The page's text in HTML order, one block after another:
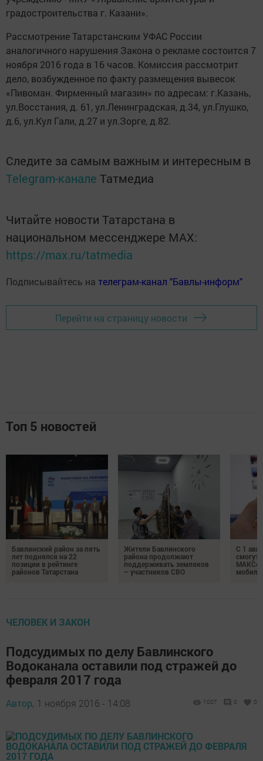
градостроительства г. Казани».
Рассмотрение Татарстанским УФАС России
аналогичного нарушения Закона о рекламе состоится 7
ноября 2016 года в 16 часов. Комиссия рассмотрит
дело, возбужденное по факту размещения вывесок
«Пивоман. Фирменный магазин» по адресам: г.Казань,
ул.Восстания, д. 61, ул.Ленинградская, д.34, ул.Глушко,
д.6, ул.Кул Гали, д.27 и ул.Зорге, д.82.
Следите за самым важным и интересным в
Telegram-канале Татмедиа
Читайте новости Татарстана в
национальном мессенджере MАХ:
https://max.ru/tatmedia
Подписывайтесь на телеграм-канал "Бавлы-информ"
Перейти на страницу новости
Топ 5 новостей
Бавлинский район за пять
лет поднялся на 22
позиции в рейтинге
районов Татарстана
Жители Бавлинского
района продолжают
поддерживать земляков
– участников СВО
С 1
смогут
ЧЕЛОВЕК И ЗАКОН
Подсудимых по делу Бавлинского
Водоканала оставили под стражей до
февраля 2017 года
Автор, 1 ноября 2016 - 14:08 1007 0 0